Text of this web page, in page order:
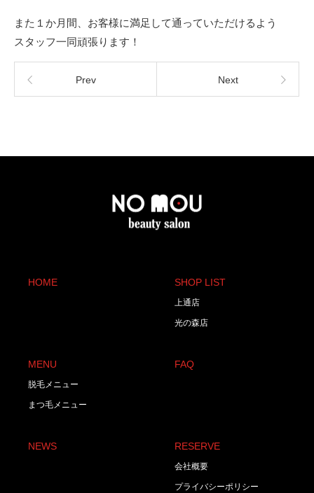
また１か月間、お客様に満足して通っていただけるよう
スタッフ一同頑張ります！
Prev Next
HOME SHOP LIST
上通店
光の森店
MENU
脱毛メニュー
まつ毛メニュー
FAQ
NEWS RESERVE
会社概要
プライバシーポリシー